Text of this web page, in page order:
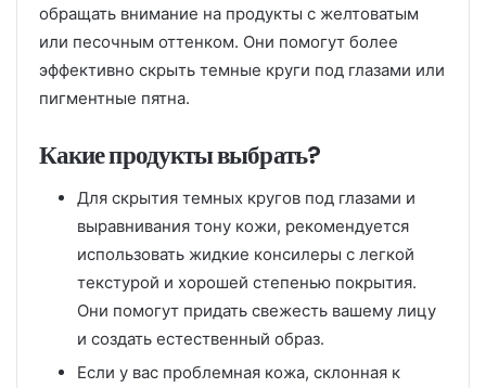
обращать внимание на продукты с желтоватым
или песочным оттенком. Они помогут более
эффективно скрыть темные круги под глазами или
пигментные пятна.
Какие продукты выбрать?
Для скрытия темных кругов под глазами и
выравнивания тону кожи, рекомендуется
использовать жидкие консилеры с легкой
текстурой и хорошей степенью покрытия.
Они помогут придать свежесть вашему лицу
и создать естественный образ.
Если у вас проблемная кожа, склонная к